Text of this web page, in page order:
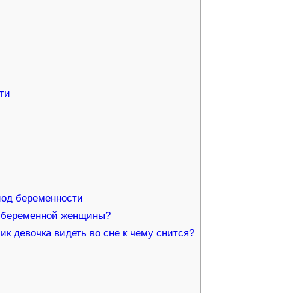
беременности
беременной женщины?
девочка видеть во сне к чему снится?